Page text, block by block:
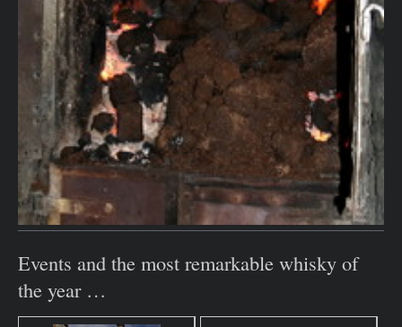
Events and the most remarkable whisky of
the year …